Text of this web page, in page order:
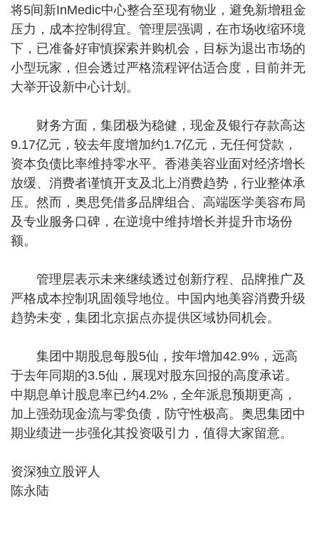
将5间新InMedic中心整合至现有物业，避免新增租金
压力，成本控制得宜。管理层强调，在市场收缩环境
下，已准备好审慎探索并购机会，目标为退出市场的
小型玩家，但会透过严格流程评估适合度，目前并无
大举开设新中心计划。
财务方面，集团极为稳健，现金及银行存款高达
9.17亿元，较去年度增加约1.7亿元，无任何贷款，
资本负债比率维持零水平。香港美容业面对经济增长
放缓、消费者谨慎开支及北上消费趋势，行业整体承
压。然而，奥思凭借多品牌组合、高端医学美容布局
及专业服务口碑，在逆境中维持增长并提升市场份
额。
管理层表示未来继续透过创新疗程、品牌推广及
严格成本控制巩固领导地位。中国内地美容消费升级
趋势未变，集团北京据点亦提供区域协同机会。
集团中期股息每股5仙，按年增加42.9%，远高
于去年同期的3.5仙，展现对股东回报的高度承诺。
中期息单计股息率已约4.2%，全年派息预期更高，
加上强劲现金流与零负债，防守性极高。奥思集团中
期业绩进一步强化其投资吸引力，值得大家留意。
资深独立股评人
陈永陆